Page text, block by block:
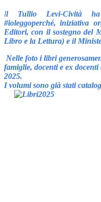
ll Tullio Levi-Cività
#ioleggoperché, iniziativa
Editori, con il sostegno del
Libro e la Lettura) e il
Nelle foto i libri
famiglie, docenti e ex
2025.
I volumi sono già stati